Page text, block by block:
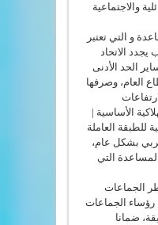
والاجتماعية
و التي تعتبر
يجدد الاتحاد
الحد الأدنى
العام، وصرفها
الأساسية |
للطبقة العاملة
بشكل عام،
التي
الجماعات
رؤساء الجماعات
ضمانا